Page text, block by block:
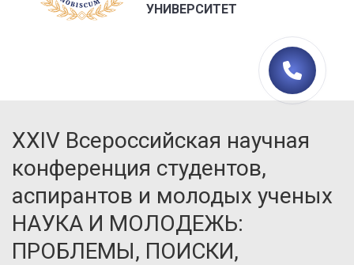
УНИВЕРСИТЕТ
XXIV Всероссийская научная
конференция студентов,
аспирантов и молодых ученых
НАУКА И МОЛОДЕЖЬ:
ПРОБЛЕМЫ, ПОИСКИ,